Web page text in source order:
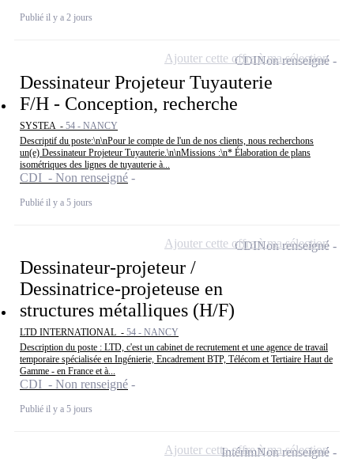
Publié il y a 2 jours
Dessinateur Projeteur Tuyauterie
F/H - Conception, recherche
SYSTEA - 54 - NANCY
Descriptif du poste:\n\nPour le compte de l'un de nos clients, nous recherchons
un(e) Dessinateur Projeteur Tuyauterie.\n\nMissions :\n* Élaboration de plans
isométriques des lignes de tuyauterie à...
CDI - Non renseigné
Publié il y a 5 jours
CDINon renseigné
Ajouter cette offre à ma sélection
Dessinateur-projeteur /
Dessinatrice-projeteuse en
structures métalliques (H/F)
LTD INTERNATIONAL - 54 - NANCY
Description du poste : LTD, c'est un cabinet de recrutement et une agence de travail
temporaire spécialisée en Ingénierie, Encadrement BTP, Télécom et Tertiaire Haut de
Gamme - en France et à...
CDI - Non renseigné
Publié il y a 5 jours
CDINon renseigné
Ajouter cette offre à ma sélection
IntérimNon renseigné
Ajouter cette offre à ma sélection